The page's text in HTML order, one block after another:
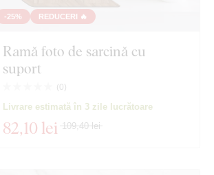
-25% REDUCERI 🔥
Ramă foto de sarcină cu
suport
( 0)
Livrare estimată în 3 zile lucrătoare
82,10 lei 109,40 lei